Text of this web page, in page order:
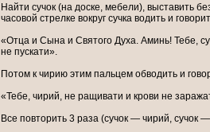
Найти сучок (на доске, мебели), выставить
часовой стрелке вокруг сучка водить и
«Отца и Сына и Святого Духа. Аминь! Тебе,
не пускати».
Потом к чирию этим пальцем обводить и
«Тебе, чирий, не ращивати и крови не
Все повторить 3 раза (сучок — чирий, сучок